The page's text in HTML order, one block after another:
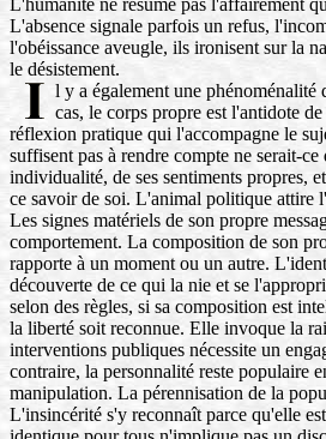
L'humanité ne résume pas l'affairement
L'absence signale parfois un refus,
l'obéissance aveugle, ils ironisent sur la
le désistement.
l y a également une
cas, le corps propre est l'antidote
réflexion pratique qui l'accompagne le
suffisent pas à rendre compte ne serait-
individualité, de ses sentiments propres,
ce savoir de soi. L'animal politique attire
Les signes matériels de son propre
comportement. La composition de son
rapporte à un moment ou un autre.
découverte de ce qui la nie et se
selon des règles, si sa composition est
la liberté soit reconnue. Elle invoque la
interventions publiques nécessite un
contraire, la personnalité reste populaire
manipulation. La pérennisation de la
L'insincérité s'y reconnaît parce qu'elle